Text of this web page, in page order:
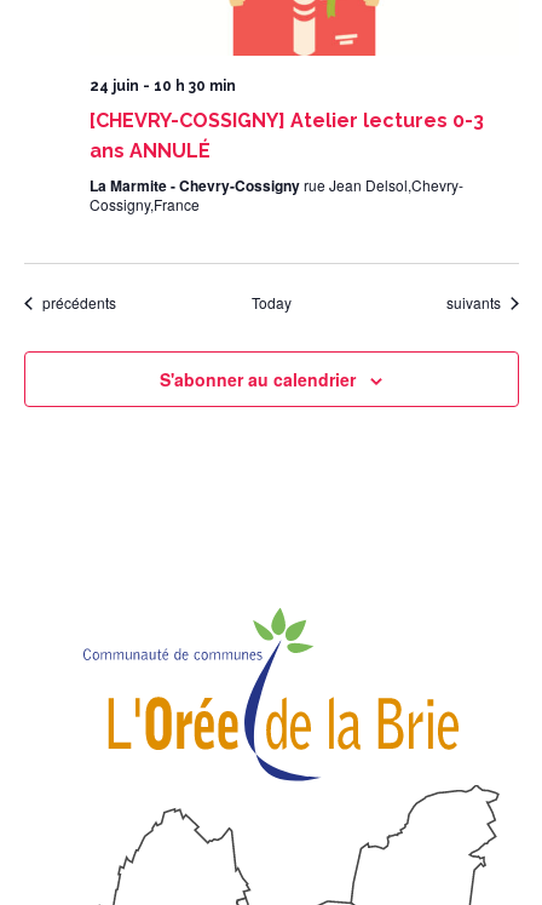
24 juin - 10 h 30 min
[CHEVRY-COSSIGNY] Atelier lectures 0-3
ans ANNULÉ
La Marmite - Chevry-Cossignyrue Jean Delsol,Chevry-
Cossigny,France
Évènements
précédents Today Évènements
suivants
S'abonner au calendrier